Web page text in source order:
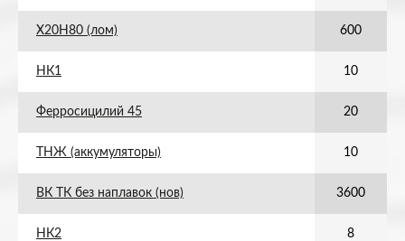
Х20Н80 (лом) 600
НК1 10
Ферросицилий 45 20
ТНЖ (аккумуляторы) 10
ВК ТК без наплавок (нов) 3600
НК2 8